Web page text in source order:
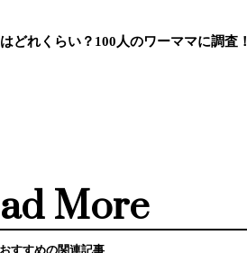
どれくらい？100人のワーママに調査！
More
おすすめの関連記事